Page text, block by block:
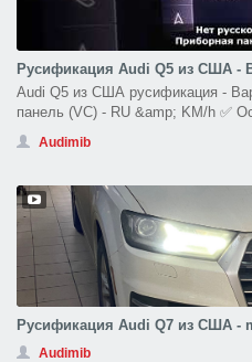
Русификация Audi Q5 из США -
Audi Q5 из США русификация -
панель (VC) - RU &amp; KM/h ✅
Audimib
Русификация Audi Q7 из США -
Audimib